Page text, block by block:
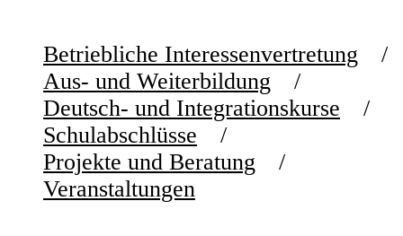
Betriebliche Interessenvertretung
Aus- und Weiterbildung
Deutsch- und Integrationskurse
Schulabschlüsse
Projekte und Beratung
Veranstaltungen